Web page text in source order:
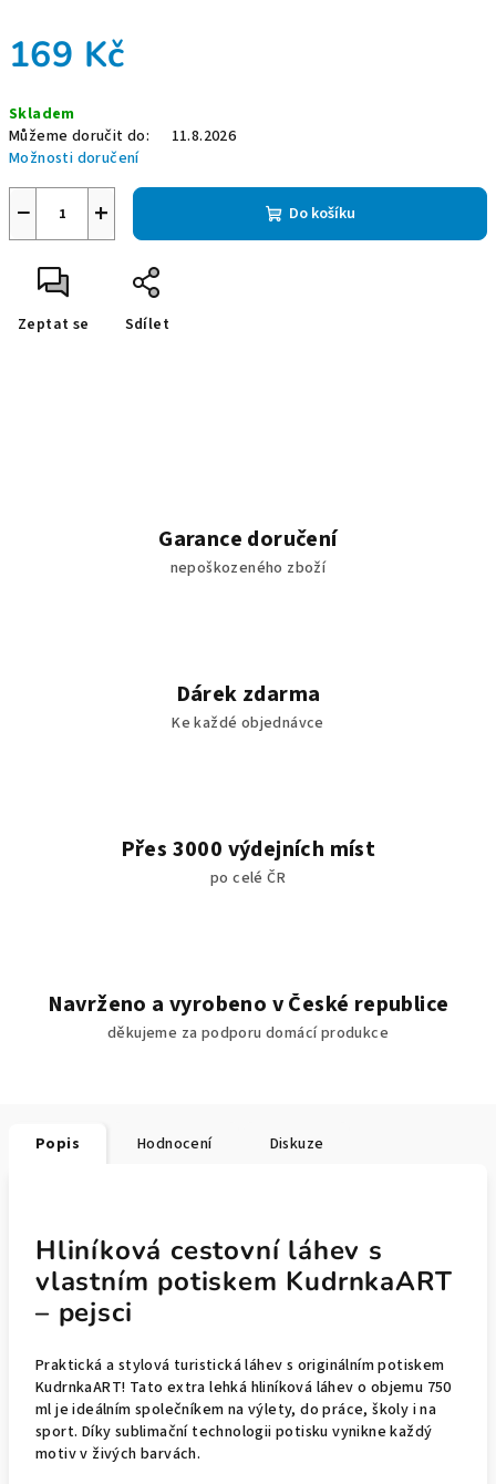
169 Kč
cena:
Skladem
Můžeme doručit do:
11.8.2026
Možnosti doručení
+
− Do košíku
Zeptat se Sdílet
Garance doručení
nepoškozeného zboží
Dárek zdarma
Ke každé objednávce
Přes 3000 výdejních míst
po celé ČR
Navrženo a vyrobeno v České republice
děkujeme za podporu domácí produkce
Popis Hodnocení Diskuze
Hliníková cestovní láhev s
vlastním potiskem KudrnkaART
– pejsci
Praktická a stylová turistická láhev s originálním potiskem
KudrnkaART! Tato extra lehká hliníková láhev o objemu 750
ml je ideálním společníkem na výlety, do práce, školy i na
sport. Díky sublimační technologii potisku vynikne každý
motiv v živých barvách.